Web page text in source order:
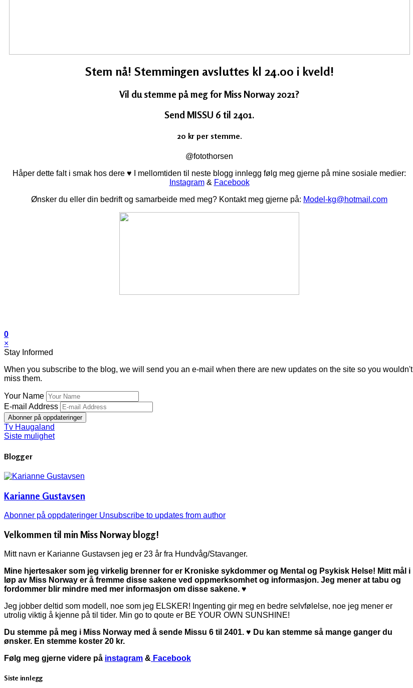
Stem nå! Stemmingen avsluttes kl 24.00 i kveld!
Vil du stemme på meg for Miss Norway 2021?
Send MISSU 6 til 2401.
20 kr per stemme.
@fotothorsen
Håper dette falt i smak hos dere ♥ I mellomtiden til neste blogg innlegg følg meg gjerne på mine sosiale medier:
Instagram& Facebook
Ønsker du eller din bedrift og samarbeide med meg? Kontakt meg gjerne på: Model-kg@hotmail.com
0
×
Stay Informed
When you subscribe to the blog, we will send you an e-mail when there are new updates on the site so you wouldn't
miss them.
Your Name
E-mail Address
Abonner på oppdateringer
Tv Haugaland
Siste mulighet
Blogger
Karianne Gustavsen
Abonner på oppdateringer Unsubscribe to updates from author
Velkommen til min Miss Norway blogg!
Mitt navn er Karianne Gustavsen jeg er 23 år fra Hundvåg/Stavanger.
Mine hjertesaker som jeg virkelig brenner for er Kroniske sykdommer og Mental og Psykisk Helse! Mitt mål i
løp av Miss Norway er å fremme disse sakene ved oppmerksomhet og informasjon. Jeg mener at tabu og
fordommer blir mindre med mer informasjon om disse sakene. ♥
Jeg jobber deltid som modell, noe som jeg ELSKER! Ingenting gir meg en bedre selvfølelse, noe jeg mener er
utrolig viktig å kjenne på til tider. Min go to qoute er BE YOUR OWN SUNSHINE!
Du stemme på meg i Miss Norway med å sende Missu 6 til 2401. ♥ Du kan stemme så mange ganger du
ønsker. En stemme koster 20 kr.
Følg meg gjerne videre på instagram & Facebook
Siste innlegg